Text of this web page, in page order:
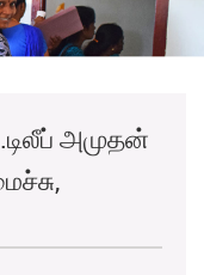
அமுதன்